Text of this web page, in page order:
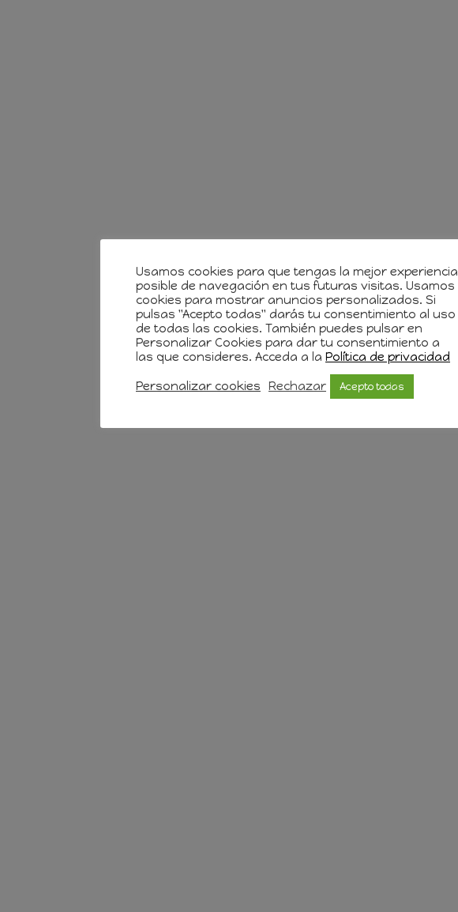
Usamos cookies para que tengas la mejor experiencia
posible de navegación en tus futuras visitas. Usamos
cookies para mostrar anuncios personalizados. Si
pulsas "Acepto todas" darás tu consentimiento al uso
de todas las cookies. También puedes pulsar en
Personalizar Cookies para dar tu consentimiento a
las que consideres. Acceda a la Política de privacidad
Personalizar cookies Rechazar Acepto todas